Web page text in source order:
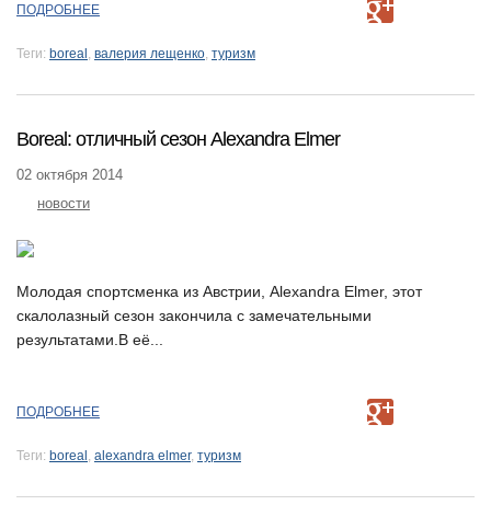
ПОДРОБНЕЕ
Теги: boreal валерия лещенко туризм
Boreal: отличный сезон Alexandra Elmer
02 октября 2014
новости
Молодая спортсменка из Австрии, Alexandra Elmer, этот
скалолазный сезон закончила с замечательными
результатами.В её...
ПОДРОБНЕЕ
Теги: boreal alexandra elmer, туризм